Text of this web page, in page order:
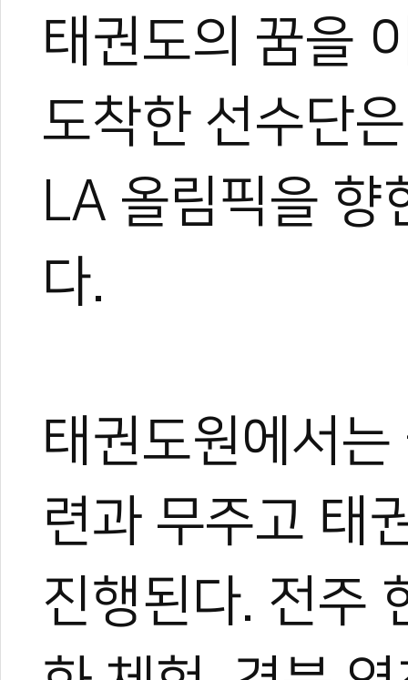
태권도의 꿈을
도착한 선수단
LA 올림픽을 향
다.
태권도원에서
련과 무주고 태
진행된다. 전주